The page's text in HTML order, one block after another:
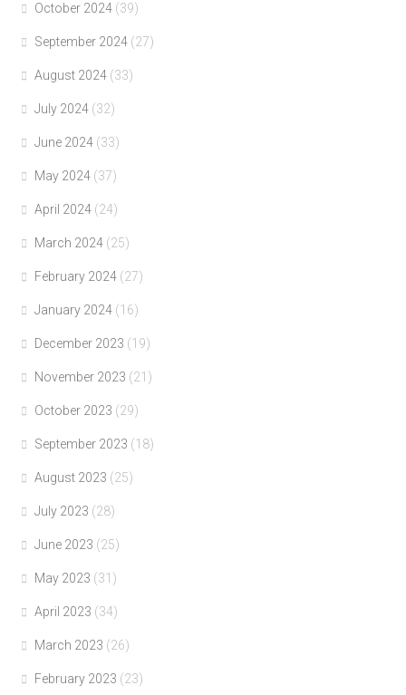
October 2024 (39)
September 2024 (27)
August 2024 (33)
July 2024 (32)
June 2024 (33)
May 2024 (37)
April 2024 (24)
March 2024 (25)
February 2024 (27)
January 2024 (16)
December 2023 (19)
November 2023 (21)
October 2023 (29)
September 2023 (18)
August 2023 (25)
July 2023 (28)
June 2023 (25)
May 2023 (31)
April 2023 (34)
March 2023 (26)
February 2023 (23)